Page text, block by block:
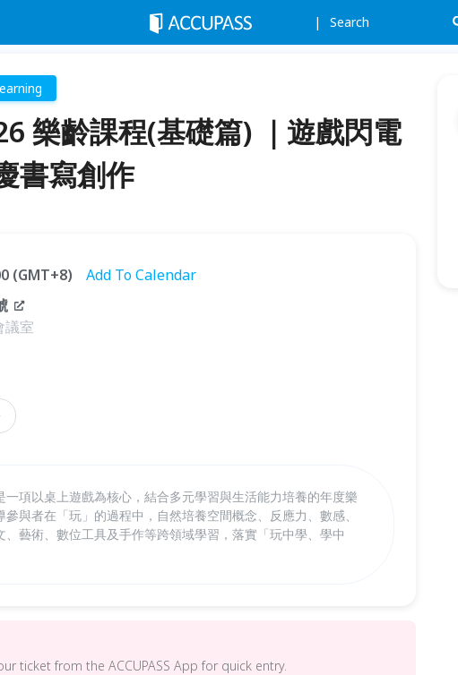
Search
樂齡課程(基礎篇) ｜遊戲閃電
書寫創作
(GMT+8)
Add To Calendar
議室
項以桌上遊戲為核心，結合多元學習與生活能力培養的年度樂
與者在「玩」的過程中，自然培養空間概念、反應力、數感、
藝術、數位工具及手作等跨領域學習，落實「玩中學、學中
ticket from the ACCUPASS App for quick entry.